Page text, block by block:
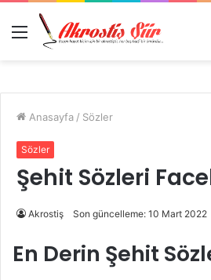
Menü
Anasayfa / Sözler
Sözler
Şehit Sözleri
Akrostiş Son güncelleme: 10 Mart 2022
En Derin Şehit